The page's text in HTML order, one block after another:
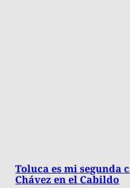
Toluca es mi segunda
Chávez en el Cabildo